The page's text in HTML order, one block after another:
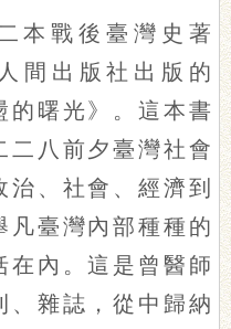
本戰後臺灣史著
間出版社出版的
的曙光》。這本書
二八前夕臺灣社會
、社會、經濟到
凡臺灣內部種種的
在內。這是曾醫師
、雜誌，從中歸納